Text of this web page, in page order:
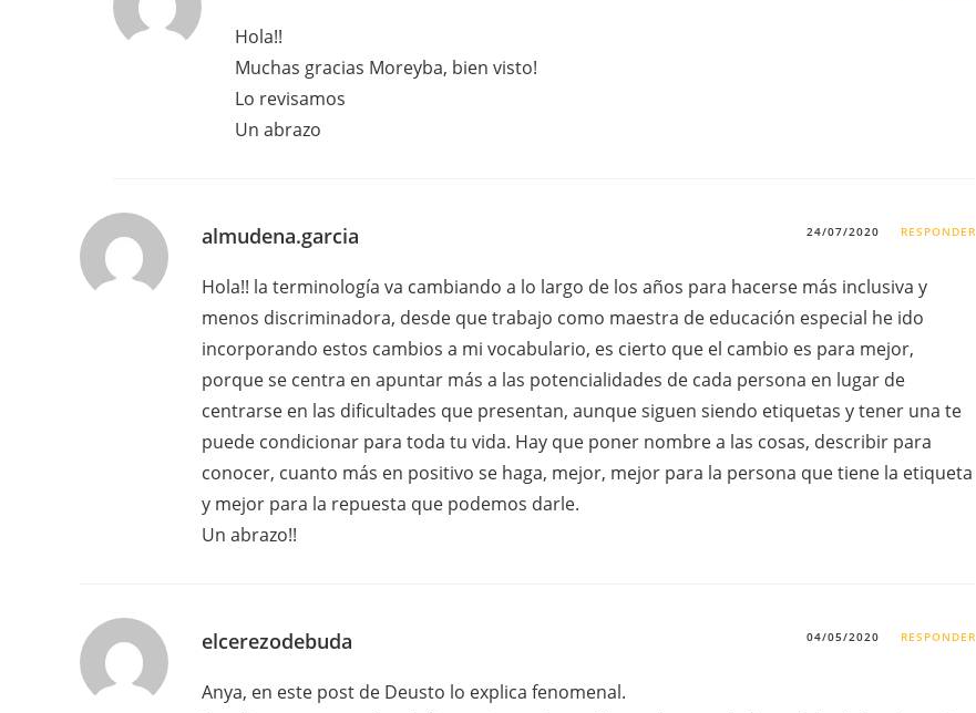
Hola!!
Muchas gracias Moreyba, bien visto!
Lo revisamos
Un abrazo
almudena.garcia 24/07/2020 RESPONDER
Hola!! la terminología va cambiando a lo largo de los años para hacerse más inclusiva y
menos discriminadora, desde que trabajo como maestra de educación especial he ido
incorporando estos cambios a mi vocabulario, es cierto que el cambio es para mejor,
porque se centra en apuntar más a las potencialidades de cada persona en lugar de
centrarse en las dificultades que presentan, aunque siguen siendo etiquetas y tener una te
puede condicionar para toda tu vida. Hay que poner nombre a las cosas, describir para
conocer, cuanto más en positivo se haga, mejor, mejor para la persona que tiene la etiqueta
y mejor para la repuesta que podemos darle.
Un abrazo!!
elcerezodebuda 04/05/2020 RESPONDER
Anya, en este post de Deusto lo explica fenomenal.